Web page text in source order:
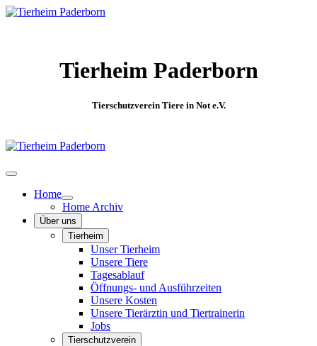
Tierheim Paderborn
Tierschutzverein Tiere in Not e.V.
Home
Home Archiv
Über uns
Tierheim
Unser Tierheim
Unsere Tiere
Tagesablauf
Öffnungs- und Ausführzeiten
Unsere Kosten
Unsere Tierärztin und Tiertrainerin
Jobs
Tierschutzverein